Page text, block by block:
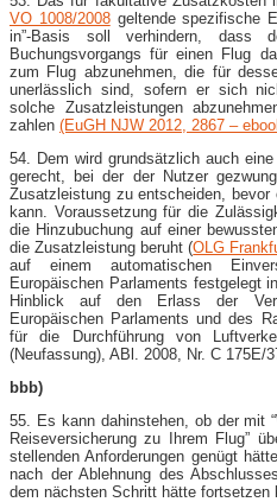
VO 1008/2008geltende spezifische
in”-​Basis soll verhindern, dass
Buchungsvorgangs für einen Flug
zum Flug abzunehmen, die für
unerlässlich sind, sofern er sich
solche Zusatzleistungen
zahlen (EuGH NJW 2012, 2867 –
54. Dem wird grundsätzlich auch
gerecht, bei der der Nutzer
Zusatzleistung zu entscheiden,
kann. Voraussetzung für die
die Hinzubuchung auf einer
die Zusatzleistung beruht (OLG
auf einem automatischen
Europäischen Parlaments festgelegt
Hinblick auf den Erlass der
Europäischen Parlaments und des
für die Durchführung von
(Neufassung), ABl. 2008, Nr. C 175E/
bbb)
55. Es kann dahinstehen, ob der mit
Reiseversicherung zu Ihrem Flug”
stellenden Anforderungen genügt
nach der Ablehnung des
dem nächsten Schritt hätte fortsetzen